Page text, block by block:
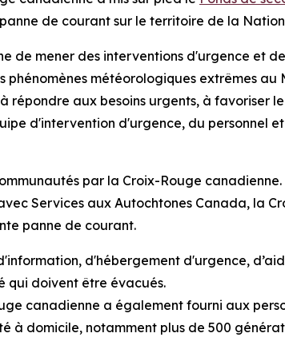
de courant sur le territoire de la
de mener des interventions d'urgence et
météorologiques extrêmes
répondre aux besoins urgents, à favoriser
d'intervention d'urgence, du personnel
par la Croix-Rouge
Services aux Autochtones Canada, la
panne de courant.
d'hébergement d'urgence,
qui doivent être évacués.
canadienne a également fourni aux
à domicile, notamment plus de 500